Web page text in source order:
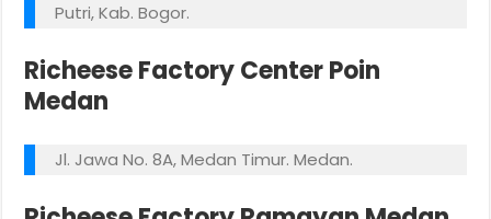
Putri, Kab. Bogor.
Richeese Factory Center Poin
Medan
Jl. Jawa No. 8A, Medan Timur. Medan.